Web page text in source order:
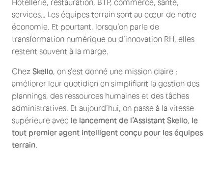
Hôtellerie, restauration, BTP, commerce, santé,
services… Les équipes terrain sont au cœur de notre
économie. Et pourtant, lorsqu’on parle de
transformation numérique ou d’innovation RH, elles
restent souvent à la marge.
Chez Skello , on s’est donné une mission claire :
améliorer leur quotidien en simplifiant la gestion des
plannings, des ressources humaines et des tâches
administratives. Et aujourd’hui, on passe à la vitesse
supérieure avec le lancement de l’Assistant Skello le
tout premier agent intelligent conçu pour les équipes
terrain